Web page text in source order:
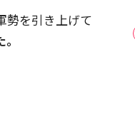
勢を引き上げて